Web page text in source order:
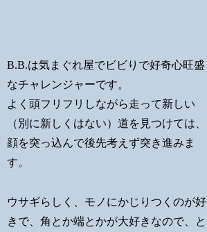
B.B.は気まぐれ屋でビビりで好奇心旺盛
なチャレンジャーです。
よく頭フリフリしながら走って新しい
（別に新しくはない）道を見つけては、
顔を突っ込んで後先考えず突き進みま
す。
ウサギらしく、モノにかじりつくのが好
きで、角とか端とかが大好きなので、と